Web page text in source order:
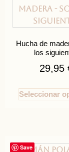
Hucha de
los
29,95
Seleccionar
Save